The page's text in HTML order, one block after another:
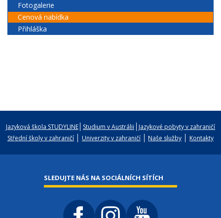
Fotogalerie
Cenová nabídka
Přihláška
Jazyková škola STUDYLINE Studium v Austrálii
Jazykové pobyty v zahraničí
Střední školy v zahraničí
Univerzity v zahraničí Naše služby Kontakty
SLEDUJTE NÁS NA SOCIÁLNÍCH SÍTÍCH